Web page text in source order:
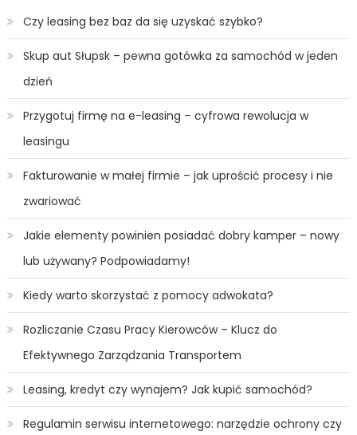
Czy leasing bez baz da się uzyskać szybko?
Skup aut Słupsk – pewna gotówka za samochód w jeden
dzień
Przygotuj firmę na e-leasing – cyfrowa rewolucja w
leasingu
Fakturowanie w małej firmie – jak uprościć procesy i nie
zwariować
Jakie elementy powinien posiadać dobry kamper – nowy
lub używany? Podpowiadamy!
Kiedy warto skorzystać z pomocy adwokata?
Rozliczanie Czasu Pracy Kierowców – Klucz do
Efektywnego Zarządzania Transportem
Leasing, kredyt czy wynajem? Jak kupić samochód?
Regulamin serwisu internetowego: narzędzie ochrony czy